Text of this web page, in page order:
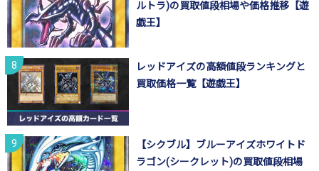
ルトラ)の買取値段相場や価格推移【遊
戯王】
レッドアイズの高額値段ランキングと
買取価格一覧【遊戯王】
【シクブル】ブルーアイズホワイトド
ラゴン(シークレット)の買取値段相場